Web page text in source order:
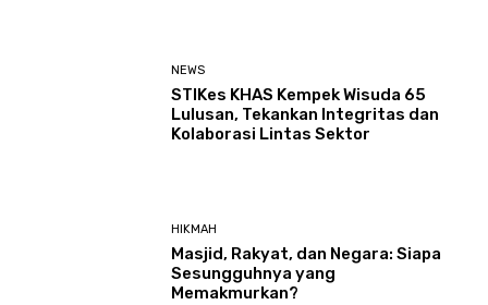
NEWS
STIKes KHAS Kempek Wisuda 65
Lulusan, Tekankan Integritas dan
Kolaborasi Lintas Sektor
HIKMAH
Masjid, Rakyat, dan Negara: Siapa
Sesungguhnya yang
Memakmurkan?